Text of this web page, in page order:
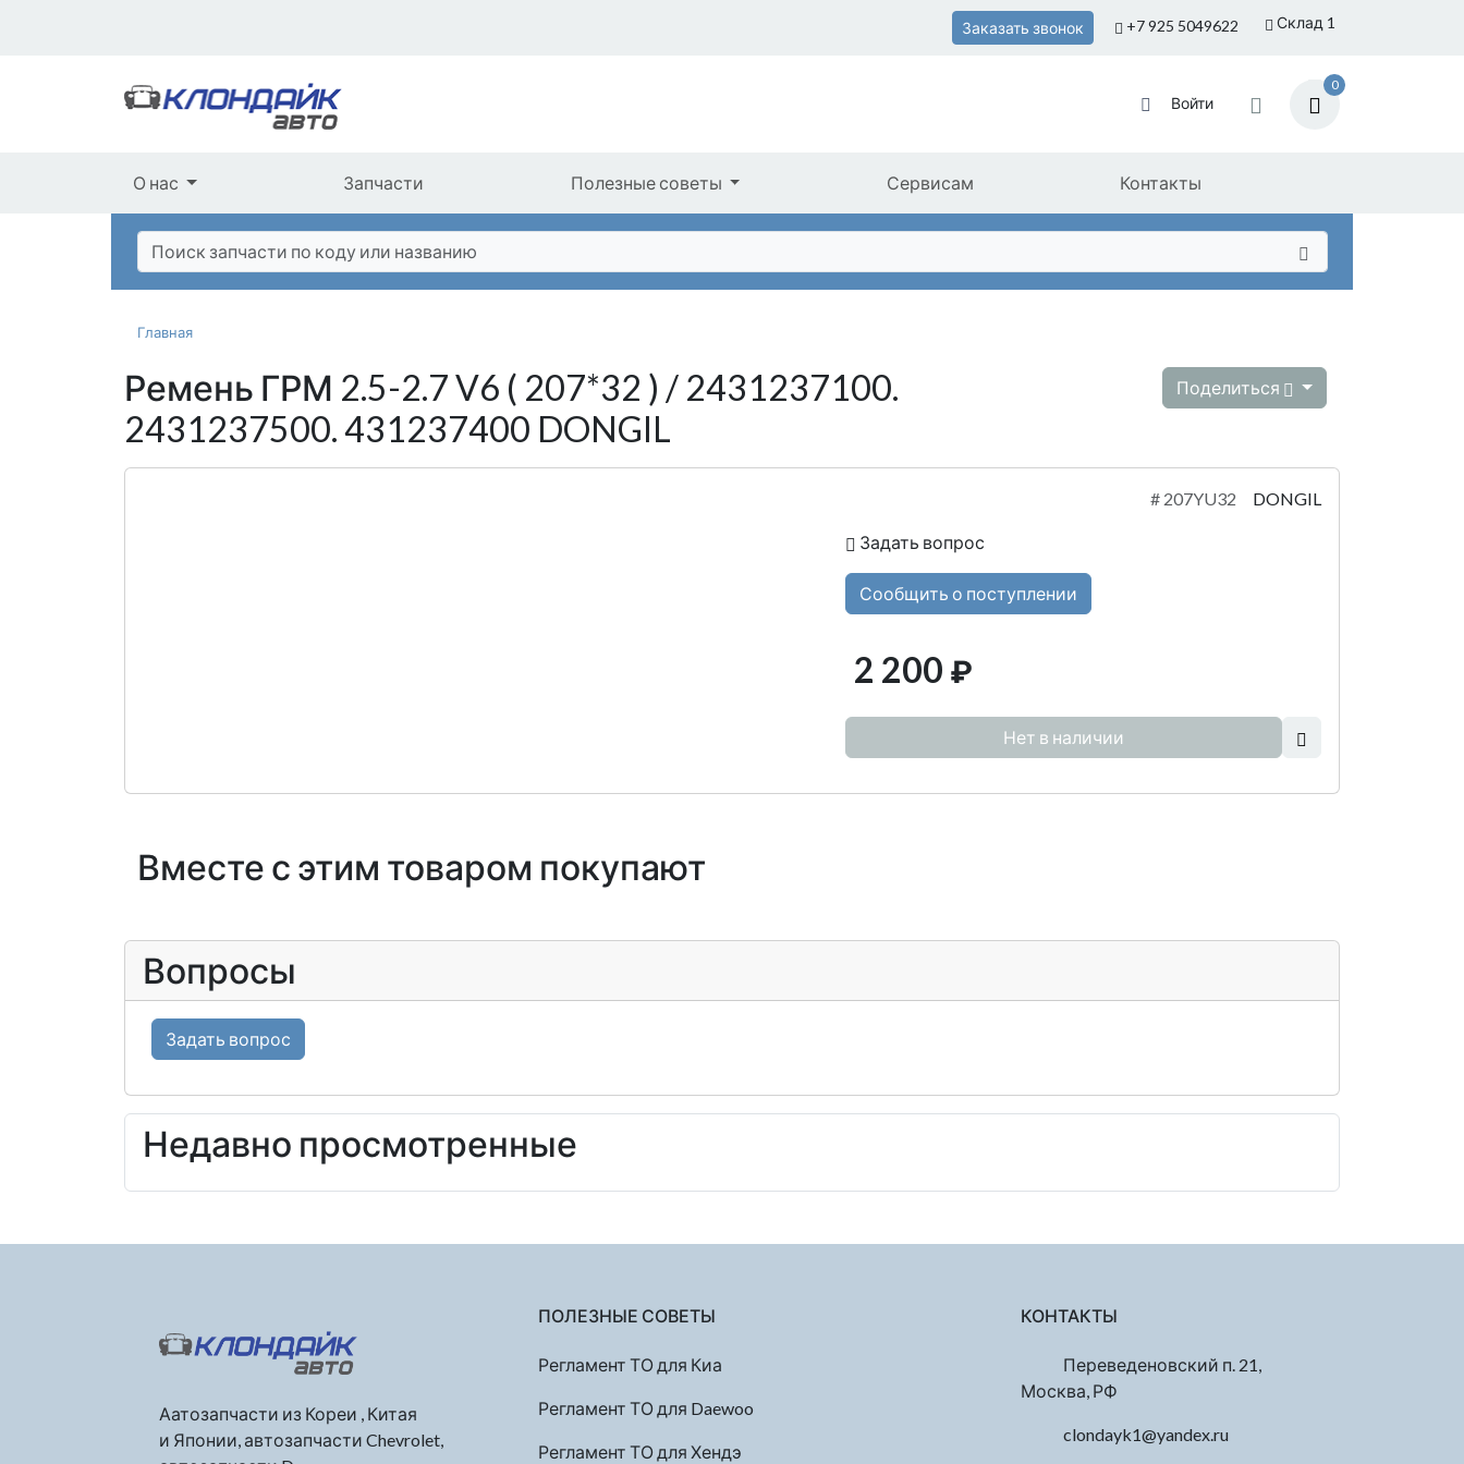
Склад 1
Заказать звонок +7 925 5049622
Войти
0
О нас Запчасти Полезные советы Сервисам Контакты
Главная
Ремень ГРМ 2.5-2.7 V6 ( 207*32 ) / 2431237100.
2431237500. 431237400 DONGIL
Поделиться
# 207YU32 DONGIL
Задать вопрос
Сообщить о поступлении
2 200 ₽
Нет в наличии
Вместе с этим товаром покупают
Вопросы
Задать вопрос
Недавно просмотренные
Аатозапчасти из Кореи , Китая
и Японии, автозапчасти Chevrolet,
ПОЛЕЗНЫЕ СОВЕТЫ
Регламент ТО для Киа
Регламент ТО для Daewoo
Регламент ТО для Хендэ
КОНТАКТЫ
Переведеновский п. 21,
Москва, РФ
clondayk1@yandex.ru